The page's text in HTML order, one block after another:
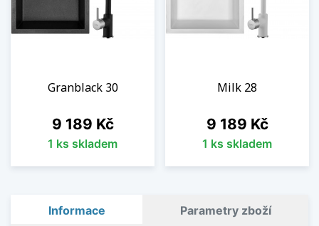
Granblack 30
Cena
9 189 Kč
1 ks skladem
Milk 28
Cena
9 189 Kč
1 ks skladem
Informace Parametry zboží